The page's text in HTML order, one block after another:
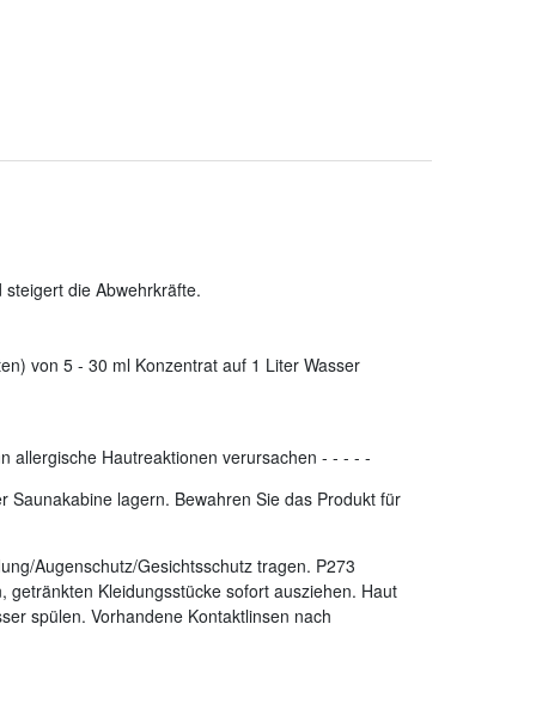
die Abwehrkräfte.
von 5 - 30 ml Konzentrat auf 1 Liter Wasser
allergische Hautreaktionen verursachen - - - - -
Saunakabine lagern. Bewahren Sie das Produkt für
Augenschutz/Gesichtsschutz tragen. P273
getränkten Kleidungsstücke sofort ausziehen. Haut
spülen. Vorhandene Kontaktlinsen nach